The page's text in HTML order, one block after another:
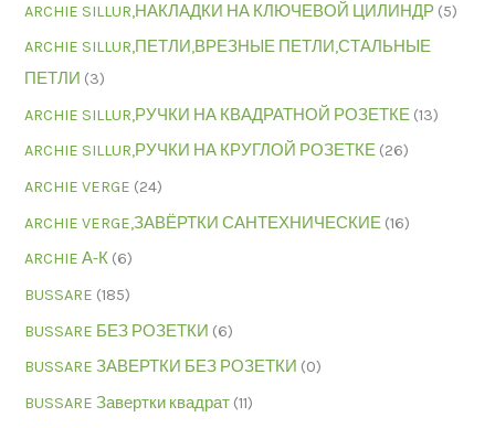
ARCHIE SILLUR,НАКЛАДКИ НА КЛЮЧЕВОЙ ЦИЛИНДР (5)
ARCHIE SILLUR,ПЕТЛИ,ВРЕЗНЫЕ ПЕТЛИ,СТАЛЬНЫЕ
ПЕТЛИ (3)
ARCHIE SILLUR,РУЧКИ НА КВАДРАТНОЙ РОЗЕТКЕ (13)
ARCHIE SILLUR,РУЧКИ НА КРУГЛОЙ РОЗЕТКЕ (26)
ARCHIE VERGE (24)
ARCHIE VERGE,ЗАВЁРТКИ САНТЕХНИЧЕСКИЕ (16)
ARCHIE А-К (6)
BUSSARE (185)
BUSSARE БЕЗ РОЗЕТКИ (6)
BUSSARE ЗАВЕРТКИ БЕЗ РОЗЕТКИ (0)
BUSSARE Завертки квадрат (11)